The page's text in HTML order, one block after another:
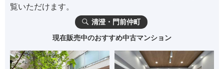
覧いただけます。
清澄・門前仲町
現在販売中のおすすめ中古マンション